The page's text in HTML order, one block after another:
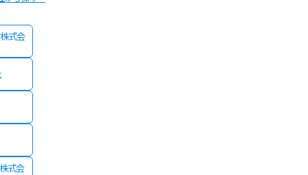
式会
式会